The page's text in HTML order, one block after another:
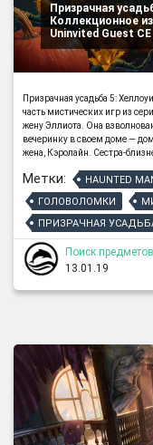
Призрачная
Коллекционное
Uninvited Guest
Призрачная усадьба 5:
часть мистических игр из
жену Эллиота. Она
вечеринку в своем доме —
жена, Кэролайн. Сестра-
Метки: HAUNTED
ГОЛОВОЛОМКИ
ПРИЗРАЧНАЯ
Поиск предметов
13.01.19